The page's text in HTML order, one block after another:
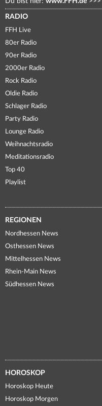
RADIO
FFH Live
80er Radio
90er Radio
2000er Radio
Rock Radio
Oldie Radio
Schlager Radio
Party Radio
Lounge Radio
Weihnachtsradio
Meditationsradio
Top 40
Playlist
REGIONEN
Nordhessen News
Osthessen News
Mittelhessen News
Rhein-Main News
Südhessen News
HOROSKOP
Horoskop Heute
Horoskop Morgen